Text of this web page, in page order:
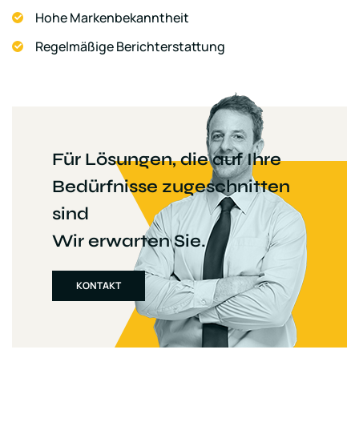
Hohe Markenbekanntheit
Regelmäßige Berichterstattung
Für Lösungen, die auf Ihre
Bedürfnisse zugeschnitten
sind
Wir erwarten Sie.
KONTAKT